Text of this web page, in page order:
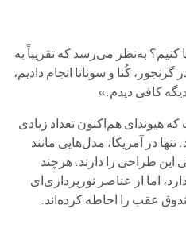
کنیم؟ به‌نظر می‌رسد که تقریباً به
گرنجور، کُنا و سوناتا انجام دادیم،
کافی دیدم.»
هیوندای هم‌اکنون تعداد زیادی
در آمریکا، مدل‌هایی مانند
سوناتا همگی این طراحی را دارند. هرچند
ندارد، اما از عناصر نورپردازی‌ای
عقب را احاطه کرده‌اند.